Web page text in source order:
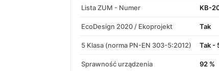
Lista ZUM - Numer KB-
EcoDesign 2020 / Ekoprojekt Tak
5 Klasa (norma PN-EN 303-5:2012) Tak -
Sprawność urządzenia 92 %